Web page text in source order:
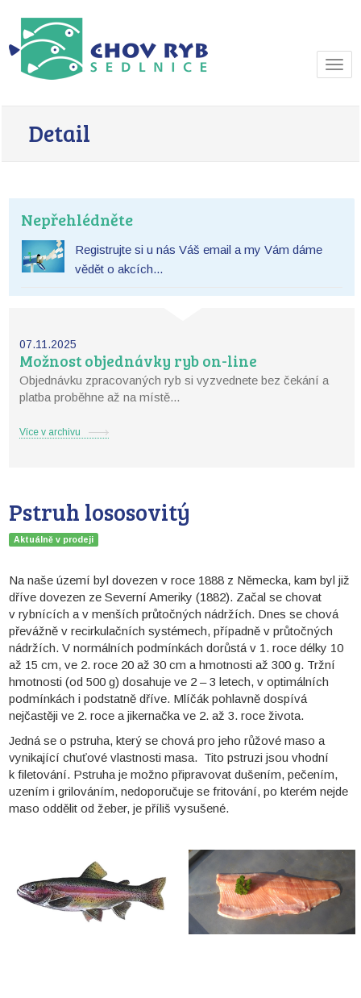
Detail
Nepřehlédněte
Registrujte si u nás Váš email a my Vám dáme
vědět o akcích...
07.11.2025
Možnost objednávky ryb on-line
Objednávku zpracovaných ryb si vyzvednete bez čekání a
platba proběhne až na místě...
Více v archivu
Pstruh lososovitý
Aktuálně v prodeji
Na naše území byl dovezen v roce 1888 z Německa, kam byl již
dříve dovezen ze Severní Ameriky (1882). Začal se chovat
v rybnících a v menších průtočných nádržích. Dnes se chová
převážně v recirkulačních systémech, případně v průtočných
nádržích. V normálních podmínkách dorůstá v 1. roce délky 10
až 15 cm, ve 2. roce 20 až 30 cm a hmotnosti až 300 g. Tržní
hmotnosti (od 500 g) dosahuje ve 2 – 3 letech, v optimálních
podmínkách i podstatně dříve. Mlíčák pohlavně dospívá
nejčastěji ve 2. roce a jikernačka ve 2. až 3. roce života.
Jedná se o pstruha, který se chová pro jeho růžové maso a
vynikající chuťové vlastnosti masa. Tito pstruzi jsou vhodní
k filetování. Pstruha je možno připravovat dušením, pečením,
uzením i grilováním, nedoporučuje se fritování, po kterém nejde
maso oddělit od žeber, je příliš vysušené.